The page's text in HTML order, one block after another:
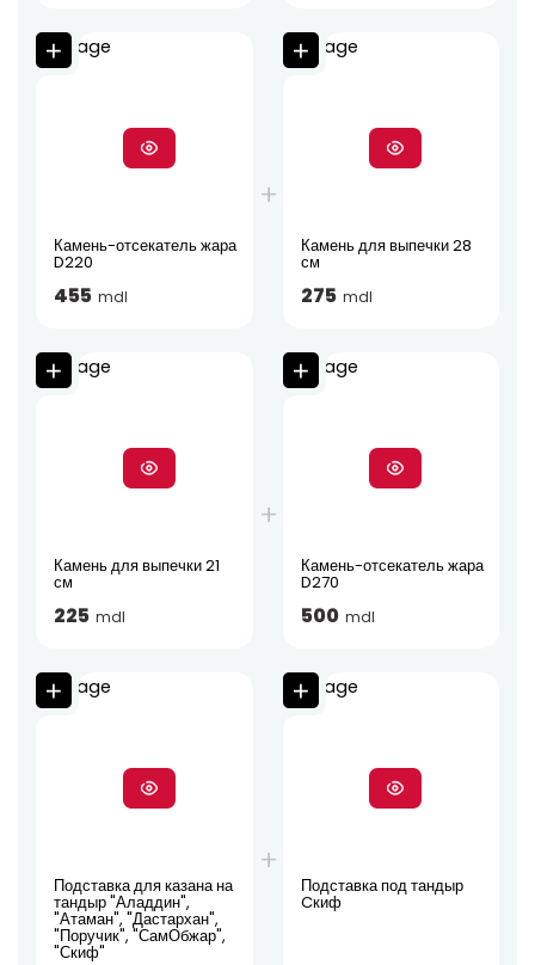
Камень-отсекатель жара
D220
455 mdl
Камень для выпечки 28
см
275 mdl
Камень для выпечки 21
см
225 mdl
Камень-отсекатель жара
D270
500 mdl
Подставка для казана на
тандыр "Аладдин",
"Атаман", "Дастархан",
"Поручик", "СамОбжар",
"Скиф"
Подставка под тандыр
Cкиф